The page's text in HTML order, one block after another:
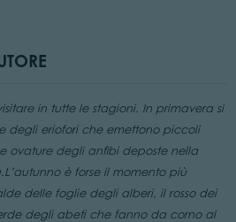
in tutte le stagioni. In primavera si
degli eriofori che emettono piccoli
ovature degli anfibi deposte nella
è forse il momento più
delle foglie degli alberi, il rosso dei
degli abeti che fanno da corno al